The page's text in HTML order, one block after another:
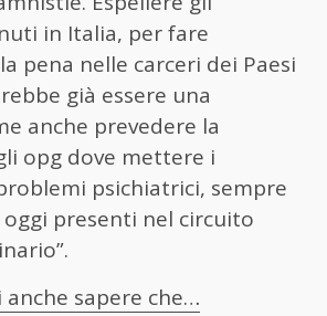
in Italia, per fare
pena nelle carceri dei Paesi
già essere una
anche prevedere la
opg dove mettere i
psichiatrici, sempre
presenti nel circuito
anche sapere che…